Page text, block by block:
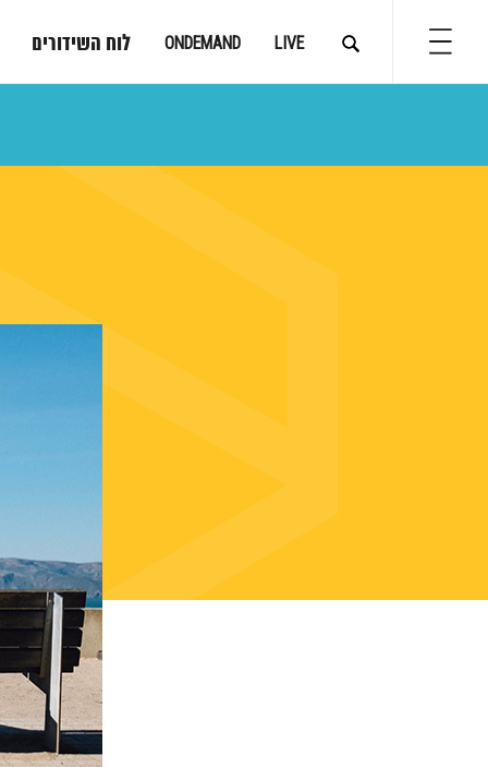
LIVE
ONDEMAND לוח השידורים